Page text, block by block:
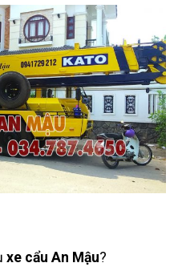
xe cẩu An Mậu?